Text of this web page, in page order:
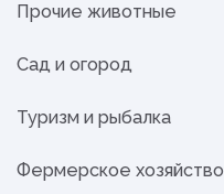
Прочие животные
Сад и огород
Туризм и рыбалка
Фермерское хозяйство